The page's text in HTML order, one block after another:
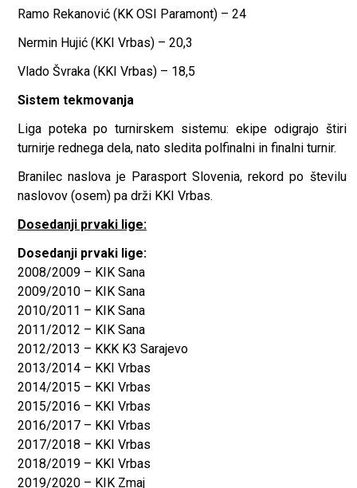
Ramo Rekanović (KK OSI Paramont) – 24
Nermin Hujić (KKI Vrbas) – 20,3
Vlado Švraka (KKI Vrbas) – 18,5
Sistem tekmovanja
Liga poteka po turnirskem sistemu: ekipe odigrajo štiri
turnirje rednega dela, nato sledita polfinalni in finalni turnir.
Branilec naslova je Parasport Slovenia, rekord po številu
naslovov (osem) pa drži KKI Vrbas.
Dosedanji prvaki lige:
Dosedanji prvaki lige:
2008/2009 – KIK Sana
2009/2010 – KIK Sana
2010/2011 – KIK Sana
2011/2012 – KIK Sana
2012/2013 – KKK K3 Sarajevo
2013/2014 – KKI Vrbas
2014/2015 – KKI Vrbas
2015/2016 – KKI Vrbas
2016/2017 – KKI Vrbas
2017/2018 – KKI Vrbas
2018/2019 – KKI Vrbas
2019/2020 – KIK Zmaj